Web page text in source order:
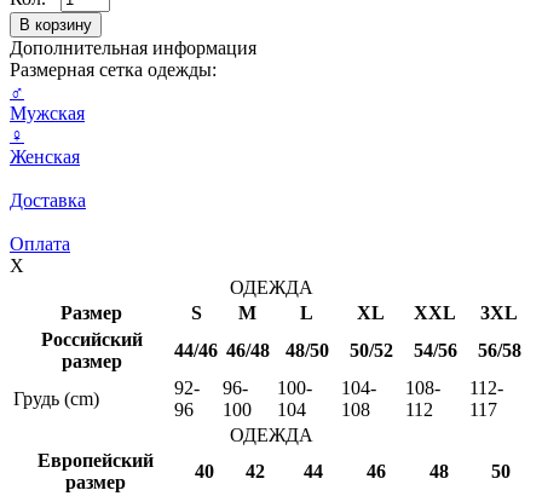
Дополнительная информация
Размерная сетка одежды:
♂
Мужская
♀
Женская
Доставка
Оплата
X
ОДЕЖДА
Размер
S M L XL XXL
3XL
Российский
размер
44/46 46/48 48/50 50/52 54/56 56/58
Грудь (cm)
92-
96
96-
100
100-
104
104-
108
108-
112
112-
117
ОДЕЖДА
Европейский
размер
40 42 44 46 48
50